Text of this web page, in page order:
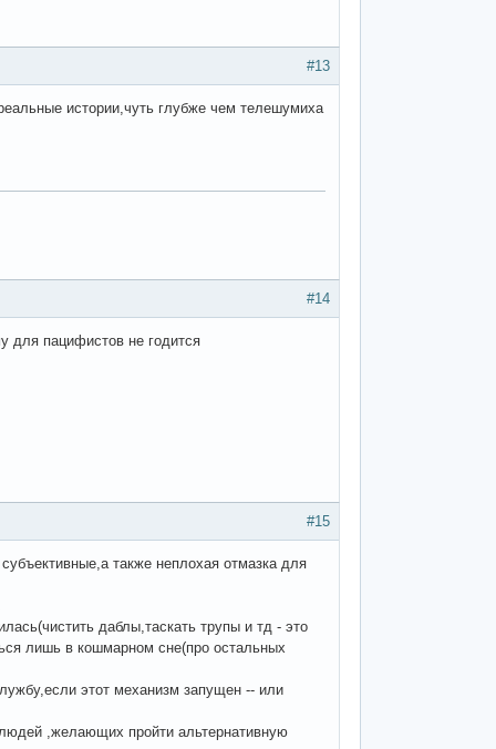
#13
истории,чуть глубже чем телешумиха
#14
для пацифистов не годится
#15
также неплохая отмазка для
даблы,таскать трупы и тд - это
лишь в кошмарном сне(про остальных
этот механизм запущен -- или
,желающих пройти альтернативную